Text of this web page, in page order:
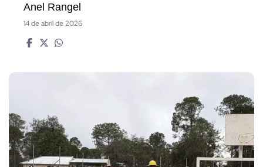
Anel Rangel
14 de abril de 2026